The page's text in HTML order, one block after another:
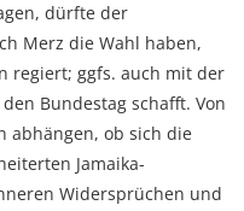
dürfte der
Merz die Wahl haben,
regiert; ggfs. auch mit der
Bundestag schafft. Von
abhängen, ob sich die
Jamaika-
Widersprüchen und